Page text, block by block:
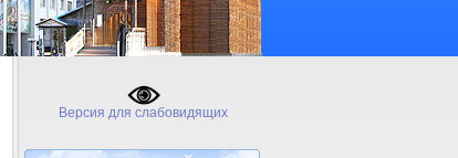
Версия для слабовидящих